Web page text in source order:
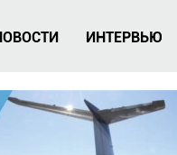
ИНТЕРВЬЮ